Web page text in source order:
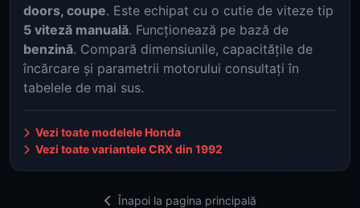
doors, coupe. Este echipat cu o cutie de viteze tip
5 viteză manuală. Funcționează pe bază de
benzină. Compară dimensiunile, capacitățile de
încărcare și parametrii motorului consultați în
tabelele de mai sus.
Vezi toate modelele Honda
Vezi toate variantele CRX din 1992
Înapoi la pagina principală